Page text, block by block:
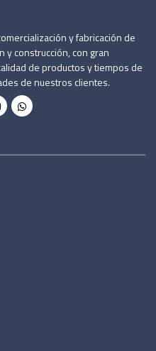
y fabricación de
y construcción, con gran
de productos y tiempos de
de nuestros clientes.